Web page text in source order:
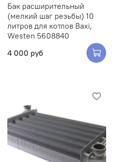
Бак расширительный
(мелкий шаг резьбы) 10
литров для котлов Baxi,
Westen 5608840
4 000 руб